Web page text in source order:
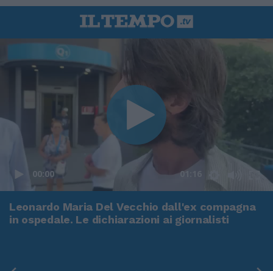
00:00 01:16
Leonardo Maria Del Vecchio dall'ex compagna
in ospedale. Le dichiarazioni ai giornalisti